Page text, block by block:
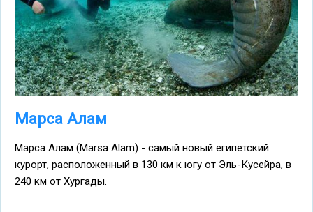
Марса Алам
Марса Алам (Marsa Alam) - самый новый египетский
курорт, расположенный в 130 км к югу от Эль-Кусейра, в
240 км от Хургады.